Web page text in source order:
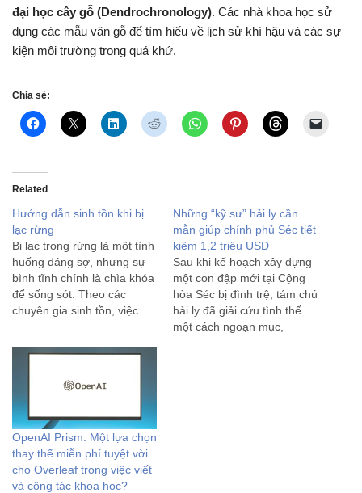
đại học cây gỗ (Dendrochronology). Các nhà khoa học sử
dụng các mẫu vân gỗ để tìm hiểu về lịch sử khí hậu và các sự
kiện môi trường trong quá khứ.
Chia sẻ:
Related
Hướng dẫn sinh tồn khi bị
lạc rừng
Bị lạc trong rừng là một tình
huống đáng sợ, nhưng sự
bình tĩnh chính là chìa khóa
để sống sót. Theo các
chuyên gia sinh tồn, việc
những quyết định sai lầm.
Những “kỹ sư” hải ly cần
mẫn giúp chính phủ Séc tiết
kiệm 1,2 triệu USD
Sau khi kế hoạch xây dựng
một con đập mới tại Cộng
hòa Séc bị đình trệ, tám chú
hải ly đã giải cứu tình thế
một cách ngoạn mục,
OpenAI Prism: Một lựa chọn
thay thế miễn phí tuyệt vời
cho Overleaf trong việc viết
và cộng tác khoa học?